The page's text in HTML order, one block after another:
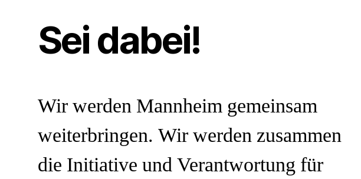
Sei dabei!
Wir werden Mannheim gemeinsam
weiterbringen. Wir werden zusammen
die Initiative und Verantwortung für